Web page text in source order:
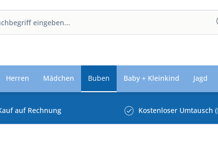
Herren Mädchen Buben Baby + Kleinkind Jagd
auf Rechnung Kostenloser Umtausch